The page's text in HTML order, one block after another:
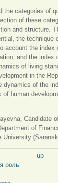
the categories of
of these
and structure.
the technique
account the
and the index
of living
in the
dynamics of the
of human
Candidate
of
University
роль
up